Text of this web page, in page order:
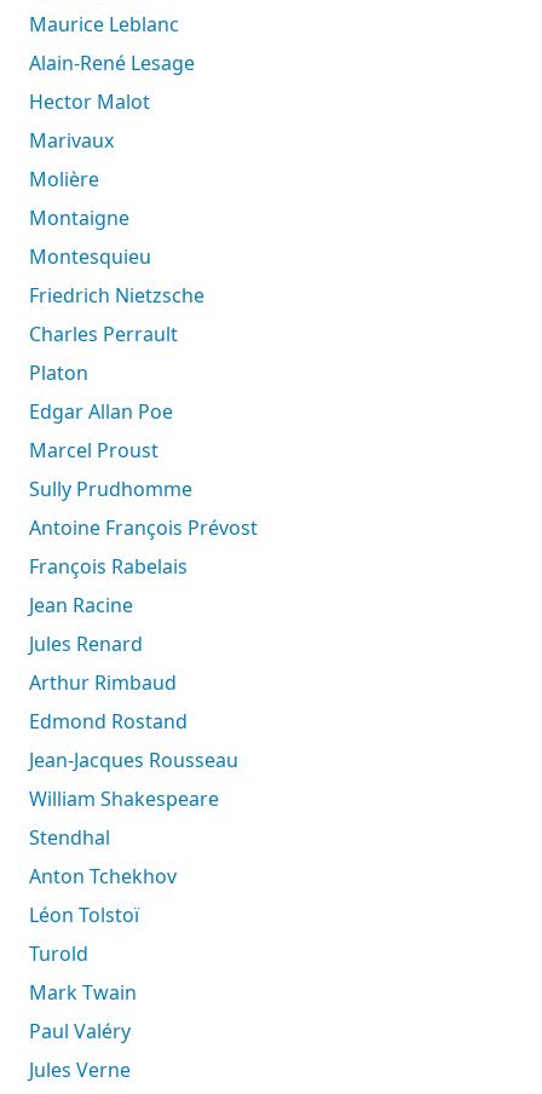
Maurice Leblanc
Alain-René Lesage
Hector Malot
Marivaux
Molière
Montaigne
Montesquieu
Friedrich Nietzsche
Charles Perrault
Platon
Edgar Allan Poe
Marcel Proust
Sully Prudhomme
Antoine François Prévost
François Rabelais
Jean Racine
Jules Renard
Arthur Rimbaud
Edmond Rostand
Jean-Jacques Rousseau
William Shakespeare
Stendhal
Anton Tchekhov
Léon Tolstoï
Turold
Mark Twain
Paul Valéry
Jules Verne